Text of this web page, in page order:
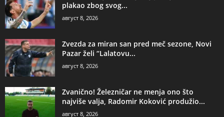
plakao zbog svog...
август 8, 2026
Zvezda za miran san pred meč sezone, Novi
Pazar želi “Lalatovu...
август 8, 2026
Zvanično! Železničar ne menja ono što
najviše valja, Radomir Koković produžio...
август 8, 2026